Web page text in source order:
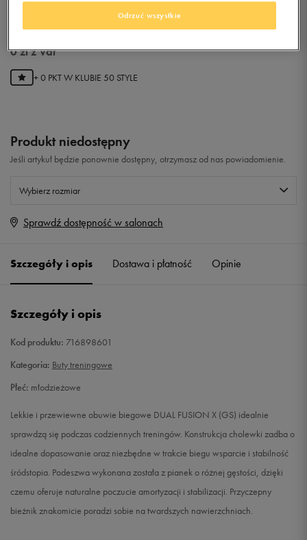
0złz Vat
+ 0 PKT W KLUBIE 50 STYLE
Produkt niedostępny
Jeśli artykuł będzie ponownie dostępny, otrzymasz od nas powiadomienie.
Wybierz rozmiar
Rozmiary EU
37,5 23,5 cm
38,5 24 cm Powiadom o dostępności
Powiadom o dostępności
Sprawdź dostępność w salonach
Szczegóły i opis Dostawa i płatność Opinie
Szczegóły i opis
Kod produktu: 716898601
Kategoria: Buty treningowe
Płeć: młodzieżowe
Lekkie i przewiewne obuwie biegowe DUAL FUSION X (GS) idealnie
sprawdzą się podczas codziennych treningów. Konstrukcja cholewki zadba o
idealne dopasowanie oraz niezbędne w trakcie biegu wsparcie i stabilność
śródstopia. Podeszwa wykonana została z pianek o różnej gęstości, dzięki
czemu oferuje naturalne poczucie amortyzacji i stabilizacji. Przyczepny
bieżnik znakomicie poradzi sobie na twardszych nawierzchniach.
Odrzuć wszystkie